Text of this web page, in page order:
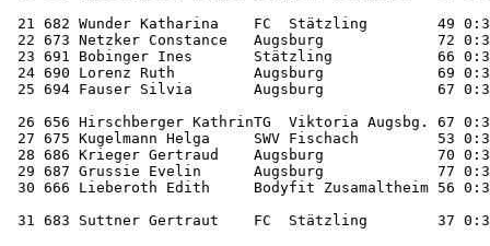
21 682 Wunder Katharina    FC  Stätzling
22 673 Netzker Constance   Augsburg
23 691 Bobinger Ines       Stätzling
24 690 Lorenz Ruth         Augsburg
25 694 Fauser Silvia       Augsburg
26 656 Hirschberger KathrinTG  Viktoria Augsbg.
27 675 Kugelmann Helga     SWV Fischach
28 686 Krieger Gertraud    Augsburg
29 687 Grussie Evelin      Augsburg
30 666 Lieberoth Edith     Bodyfit Zusamaltheim
31 683 Suttner Gertraut    FC  Stätzling